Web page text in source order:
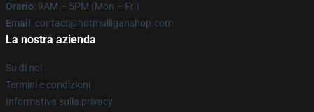
Orario: 9AM – 5PM (Mon – Fri)
Email : contact@hotmulliganshop.com
La nostra azienda
Su di noi
Termini e condizioni
Informativa sulla privacy